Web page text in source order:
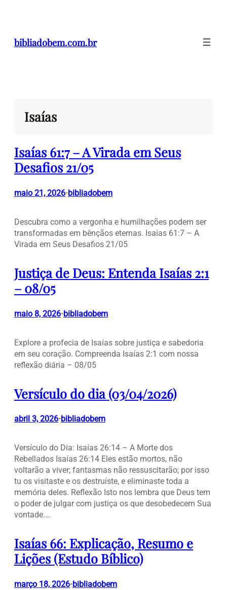
conteúdo
bibliadobem.com.br
Isaías
Isaías 61:7 – A Virada em Seus
Desafios 21/05
maio 21, 2026•bibliadobem
Descubra como a vergonha e humilhações podem ser
transformadas em bênçãos eternas. Isaías 61:7 – A
Virada em Seus Desafios 21/05
Justiça de Deus: Entenda Isaías 2:1
– 08/05
maio 8, 2026•bibliadobem
Explore a profecia de Isaías sobre justiça e sabedoria
em seu coração. Compreenda Isaías 2:1 com nossa
reflexão diária – 08/05
Versículo do dia (03/04/2026)
abril 3, 2026•bibliadobem
Versículo do Dia: Isaías 26:14 – A Morte dos
Rebellados Isaías 26:14 Eles estão mortos, não
voltarão a viver; fantasmas não ressuscitarão; por isso
tu os visitaste e os destruíste, e eliminaste toda a
memória deles. Reflexão Isto nos lembra que Deus tem
o poder de julgar com justiça os que desobedecem Sua
vontade.…
Isaías 66: Explicação, Resumo e
Lições (Estudo Bíblico)
março 18, 2026•bibliadobem